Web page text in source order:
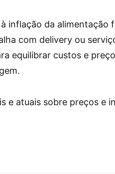
inflação da alimentação
com delivery ou
equilibrar custos e
e atuais sobre preços e